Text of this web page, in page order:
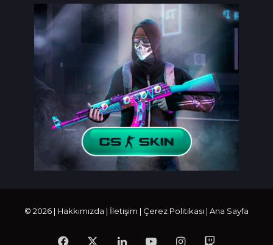
© 2026 | Hakkımızda | İletişim | Çerez Politikası | Ana Sayfa
Facebook LinkedInYouTubeInstagram